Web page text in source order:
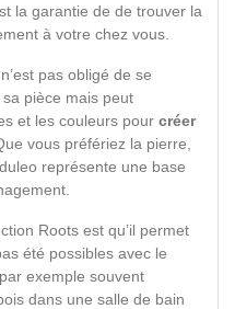
la garantie de de trouver la
à votre chez vous.
pas obligé de se
pièce mais peut
et les couleurs pour créer
vous préfériez la pierre,
représente une base
Roots est qu’il permet
été possibles avec le
exemple souvent
dans une salle de bain